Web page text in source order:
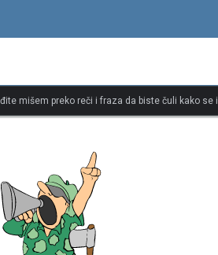
mišem preko reči i fraza da biste čuli kako se